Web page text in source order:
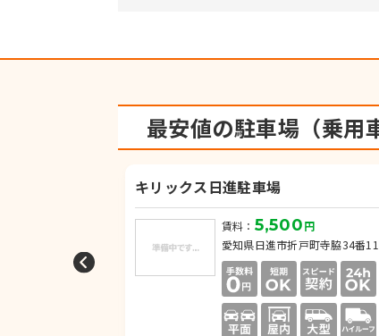
最安値の駐車場（乗用
キリックス日進駐車場
賃料： 5,500円
愛知県日進市折戸町寺脇34番